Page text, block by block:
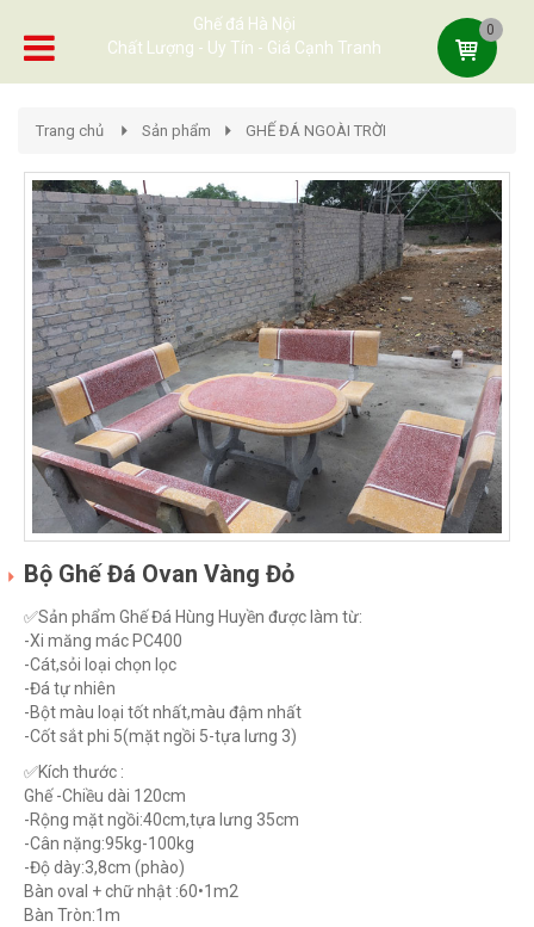
Ghế đá Hà Nội
Chất Lượng - Uy Tín - Giá Cạnh Tranh
0
Trang chủ Sản phẩm GHẾ ĐÁ NGOÀI TRỜI
Bộ Ghế Đá Ovan Vàng Đỏ
✅Sản phẩm Ghế Đá Hùng Huyền được làm từ:
-Xi măng mác PC400
-Cát,sỏi loại chọn lọc
-Đá tự nhiên
-Bột màu loại tốt nhất,màu đậm nhất
-Cốt sắt phi 5(mặt ngồi 5-tựa lưng 3)
✅Kích thước :
Ghế -Chiều dài 120cm
-Rộng mặt ngồi:40cm,tựa lưng 35cm
-Cân nặng:95kg-100kg
-Độ dày:3,8cm (phào)
Bàn oval + chữ nhật :60•1m2
Bàn Tròn:1m